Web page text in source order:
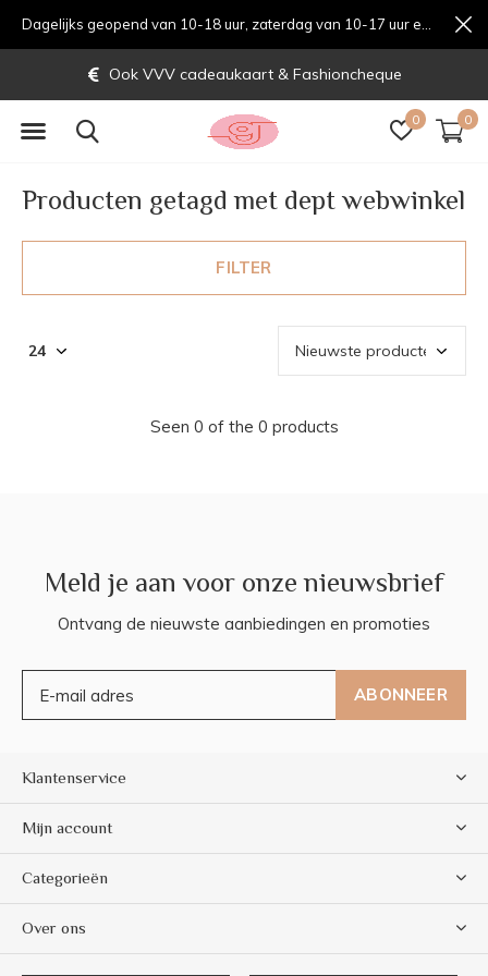
0 0
Ook VVV cadeaukaart & Fashioncheque
Producten getagd met dept webwinkel
FILTER
Seen 0 of the 0 products
Meld je aan voor onze nieuwsbrief
Ontvang de nieuwste aanbiedingen en promoties
ABONNEER
Klantenservice
Mijn account
Categorieën
Over ons